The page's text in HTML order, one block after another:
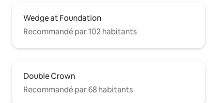
Wedge at Foundation
Recommandé par 102 habitants
Double Crown
Recommandé par 68 habitants